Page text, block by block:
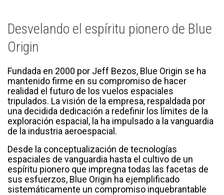
Desvelando el espíritu pionero de Blue
Origin
Fundada en 2000 por Jeff Bezos, Blue Origin se ha
mantenido firme en su compromiso de hacer
realidad el futuro de los vuelos espaciales
tripulados. La visión de la empresa, respaldada por
una decidida dedicación a redefinir los límites de la
exploración espacial, la ha impulsado a la vanguardia
de la industria aeroespacial.
Desde la conceptualización de tecnologías
espaciales de vanguardia hasta el cultivo de un
espíritu pionero que impregna todas las facetas de
sus esfuerzos, Blue Origin ha ejemplificado
sistemáticamente un compromiso inquebrantable